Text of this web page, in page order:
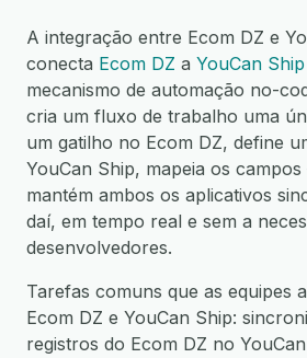
A integração entre Ecom DZ e
conecta Ecom DZ a YouCan Ship
mecanismo de automação no-
cria um fluxo de trabalho uma
um gatilho no Ecom DZ, define
YouCan Ship, mapeia os
mantém ambos os aplicativos
daí, em tempo real e sem a
desenvolvedores.
Tarefas comuns que as equipes
Ecom DZ e YouCan Ship:
registros do Ecom DZ no